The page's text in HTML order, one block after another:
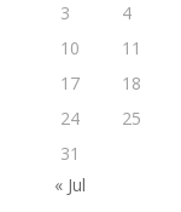
3
4
10
11
17
18
24
25
31
« Jul